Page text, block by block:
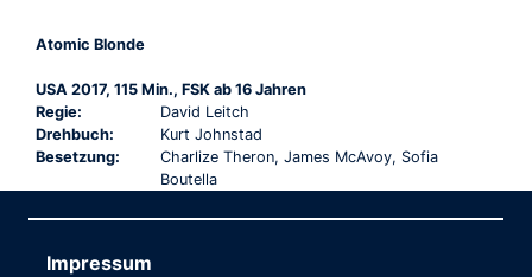
Atomic Blonde
USA 2017, 115 Min., FSK ab 16 Jahren
Regie:
David Leitch
Drehbuch:
Kurt Johnstad
Besetzung:
Charlize Theron, James McAvoy, Sofia
Boutella
Impressum